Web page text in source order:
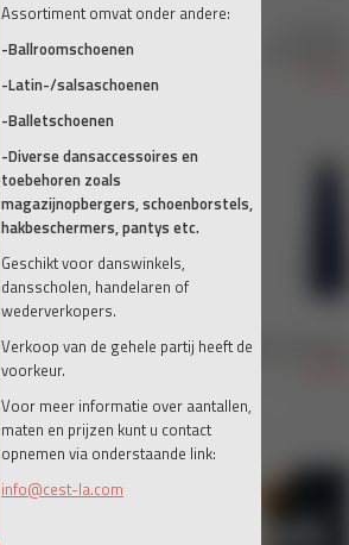
Assortiment omvat onder andere:
-Ballroomschoenen
-Latin-/salsaschoenen
-Balletschoenen
-Diverse dansaccessoires en
toebehoren zoals
magazijnopbergers, schoenborstels,
hakbeschermers, pantys etc.
Geschikt voor danswinkels,
dansscholen, handelaren of
wederverkopers.
Verkoop van de gehele partij heeft de
voorkeur.
Voor meer informatie over aantallen,
maten en prijzen kunt u contact
opnemen via onderstaande link:
info@cest-la.com